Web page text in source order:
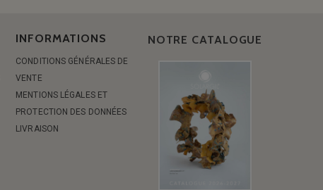
INFORMATIONS
CONDITIONS GÉNÉRALES DE
VENTE
MENTIONS LÉGALES ET
PROTECTION DES DONNÉES
LIVRAISON
NOTRE CATALOGUE